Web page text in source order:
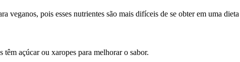
pois esses nutrientes são mais difíceis de se obter em uma dieta
açúcar ou xaropes para melhorar o sabor.